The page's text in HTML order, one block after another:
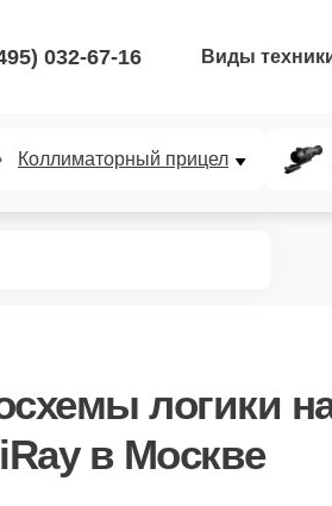
032-67-16 Виды
Коллиматорный прицел
логики
в Москве